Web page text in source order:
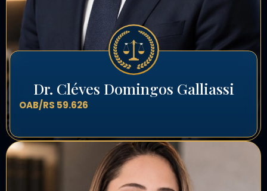
Dr. Cléves Domingos Galliassi
OAB/RS 59.626